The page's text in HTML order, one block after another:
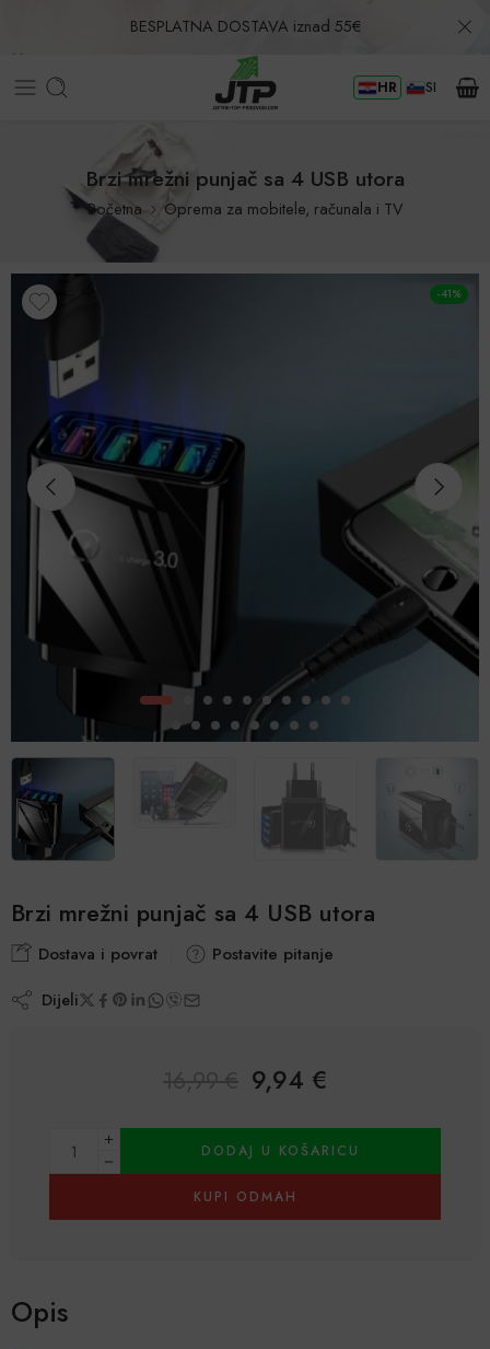
BESPLATNA DOSTAVA iznad 55€
Povrat u roku od 30 dana! HR SI
Brzi mrežni punjač sa 4 USB utora
Početna Oprema za mobitele, računala i TV
-41%
Brzi mrežni punjač sa 4 USB utora
Dostava i povrat Postavite pitanje
Dijeli
16,99 9,94 €
DODAJ U KOŠARICU
KUPI ODMAH
Alternative:
Opis